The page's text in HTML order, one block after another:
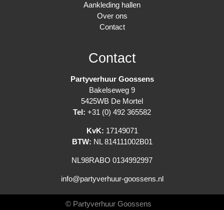
Aankleding hallen
Over ons
Contact
Contact
Partyverhuur Goossens
Bakelseweg 9
5425WB De Mortel
Tel: +31 (0) 492 365582
KvK: 17149071
BTW: NL 814111002B01
NL98RABO 0134992997
info@partyverhuur-goossens.nl
© Partyverhuur Goossens